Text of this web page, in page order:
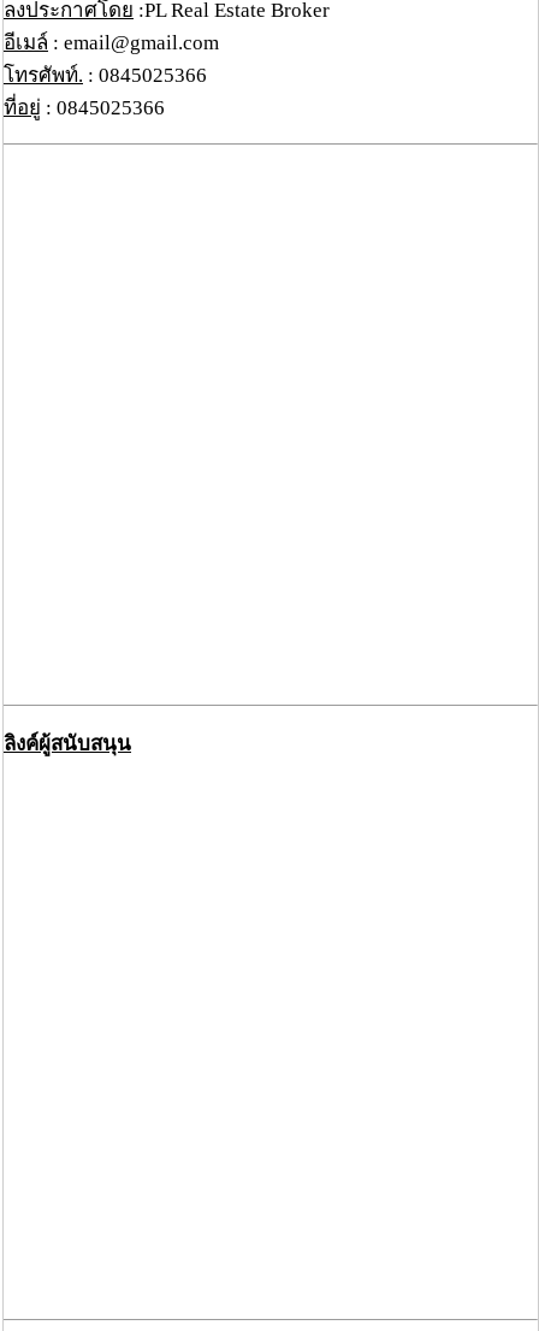
ลงประกาศโดย :PL Real Estate Broker
อีเมล์ : email@gmail.com
โทรศัพท์. : 0845025366
ที่อยู่ : 0845025366
ลิงค์ผู้สนับสนุน